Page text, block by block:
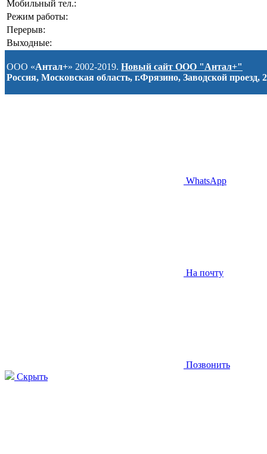
Мобильный тел.:
Режим работы:
Перерыв:
Выходные:
ООО «Антал+» 2002-2019. Новый сайт ООО "Антал+"
Россия, Московская область, г.Фрязино, Заводской проезд, 2
WhatsApp
На почту
Позвонить
Скрыть